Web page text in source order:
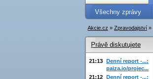
Všechny zprávy
Akcie.cz » Zpravodajství »
Právě diskutujete
21:13 Denní report -...:
paiza.io/projec...
21:12 Denní report -...: